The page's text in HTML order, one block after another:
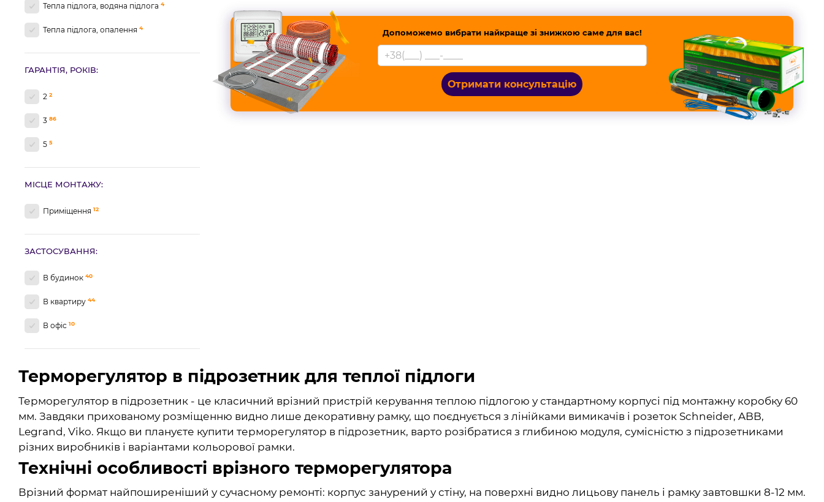
Тепла підлога, водяна підлога 4
Тепла підлога, опалення 4
ГАРАНТІЯ, РОКІВ:
2 2
3 86
5 5
МІСЦЕ МОНТАЖУ:
Приміщення 12
ЗАСТОСУВАННЯ:
В будинок 40
В квартиру 44
В офіс 10
Допоможемо вибрати найкраще зі знижкою саме для вас!
Отримати консультацію
Терморегулятор в підрозетник для теплої підлоги
Терморегулятор в підрозетник - це класичний врізний пристрій керування теплою підлогою у стандартному корпусі під монтажну коробку 60
мм. Завдяки прихованому розміщенню видно лише декоративну рамку, що поєднується з лінійками вимикачів і розеток Schneider, ABB,
Legrand, Viko. Якщо ви плануєте купити терморегулятор в підрозетник, варто розібратися з глибиною модуля, сумісністю з підрозетниками
різних виробників і варіантами кольорової рамки.
Технічні особливості врізного терморегулятора
Врізний формат найпоширеніший у сучасному ремонті: корпус занурений у стіну, на поверхні видно лицьову панель і рамку завтовшки 8-12 мм.